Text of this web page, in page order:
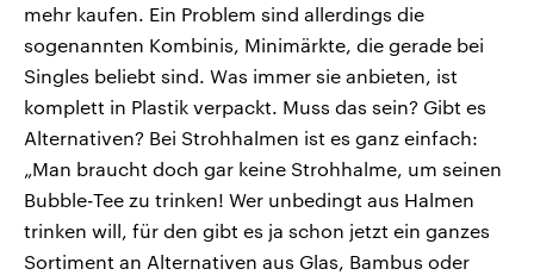
mehr kaufen. Ein Problem sind allerdings die
sogenannten Kombinis, Minimärkte, die gerade bei
Singles beliebt sind. Was immer sie anbieten, ist
komplett in Plastik verpackt. Muss das sein? Gibt es
Alternativen? Bei Strohhalmen ist es ganz einfach:
„Man braucht doch gar keine Strohhalme, um seinen
Bubble-Tee zu trinken! Wer unbedingt aus Halmen
trinken will, für den gibt es ja schon jetzt ein ganzes
Sortiment an Alternativen aus Glas, Bambus oder